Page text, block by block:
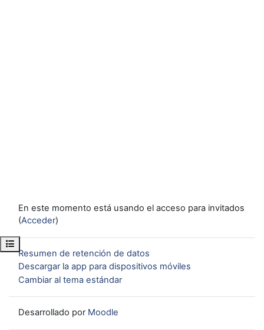
Abrir índice del curso
En este momento está usando el acceso para invitados
(Acceder)
Resumen de retención de datos
Descargar la app para dispositivos móviles
Cambiar al tema estándar
Desarrollado por Moodle